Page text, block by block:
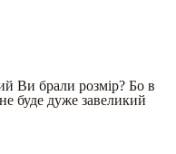
Ви брали розмір? Бо в
буде дуже завеликий